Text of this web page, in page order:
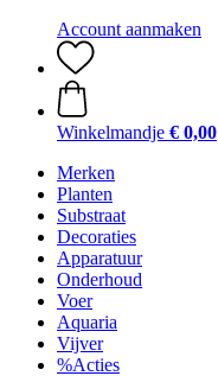
Account aanmaken
Winkelmandje € 0,00
Merken
Planten
Substraat
Decoraties
Apparatuur
Onderhoud
Voer
Aquaria
Vijver
%Acties